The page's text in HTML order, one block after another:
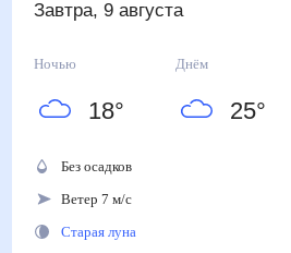
7м/с
Завтра, 9 августа
Ночью
18°
Днём
25°
Без осадков
Ветер 7 м/с
Старая луна